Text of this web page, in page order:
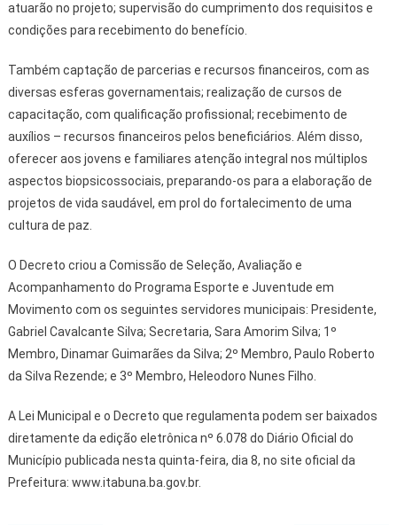
atuarão no projeto; supervisão do cumprimento dos requisitos e
condições para recebimento do benefício.
Também captação de parcerias e recursos financeiros, com as
diversas esferas governamentais; realização de cursos de
capacitação, com qualificação profissional; recebimento de
auxílios – recursos financeiros pelos beneficiários. Além disso,
oferecer aos jovens e familiares atenção integral nos múltiplos
aspectos biopsicossociais, preparando-os para a elaboração de
projetos de vida saudável, em prol do fortalecimento de uma
cultura de paz.
O Decreto criou a Comissão de Seleção, Avaliação e
Acompanhamento do Programa Esporte e Juventude em
Movimento com os seguintes servidores municipais: Presidente,
Gabriel Cavalcante Silva; Secretaria, Sara Amorim Silva; 1º
Membro, Dinamar Guimarães da Silva; 2º Membro, Paulo Roberto
da Silva Rezende; e 3º Membro, Heleodoro Nunes Filho.
A Lei Municipal e o Decreto que regulamenta podem ser baixados
diretamente da edição eletrônica nº 6.078 do Diário Oficial do
Município publicada nesta quinta-feira, dia 8, no site oficial da
Prefeitura: www.itabuna.ba.gov.br.